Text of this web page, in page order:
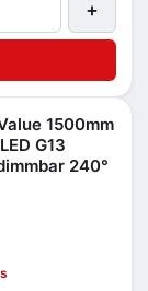
+
1500mm
G13
240°